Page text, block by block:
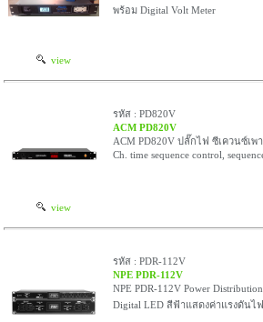
view
พร้อม Digital Volt Meter
view
รหัส : PD820V
ACM PD820V
ACM PD820V ปลั๊กไฟ ซีเควนซ์เ
Ch. time sequence control,
รหัส : PDR-112V
NPE PDR-112V
NPE PDR-112V Power
Digital LED สีฟ้าแสดงค่าแรงดันไ